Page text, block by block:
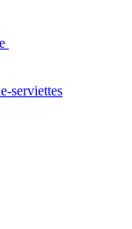
serviettes